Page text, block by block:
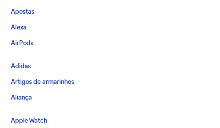
Apostas
Alexa
AirPods
Adidas
Artigos de armarinhos
Aliança
Apple Watch